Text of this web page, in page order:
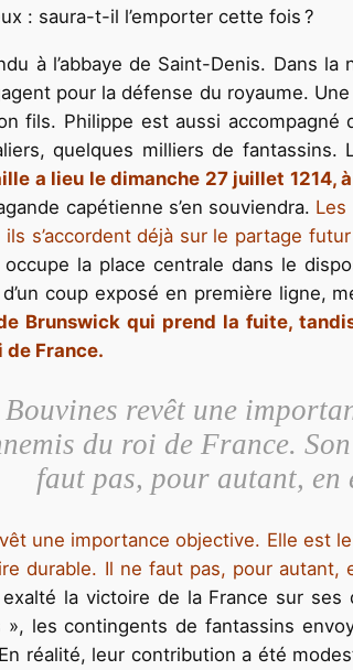
: saura-t-il l’emporter cette fois ?
à l’abbaye de Saint-Denis. Dans
pour la défense du royaume.
fils. Philippe est aussi
quelques milliers de fantassins.
a lieu le dimanche 27 juillet 1214,
capétienne s’en souviendra. Les
s’accordent déjà sur le partage
occupe la place centrale dans le
coup exposé en première ligne,
Brunswick qui prend la fuite,
de France.
revêt une
du roi de France.
faut pas, pour autant,
une importance objective. Elle est
durable. Il ne faut pas, pour autant,
la victoire de la France sur ses
», les contingents de fantassins
réalité, leur contribution a été